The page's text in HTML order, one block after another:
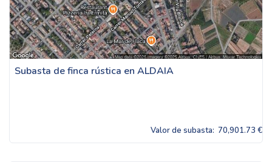
Subasta de finca rústica en ALDAIA
Valor de subasta: 70,901.73 €